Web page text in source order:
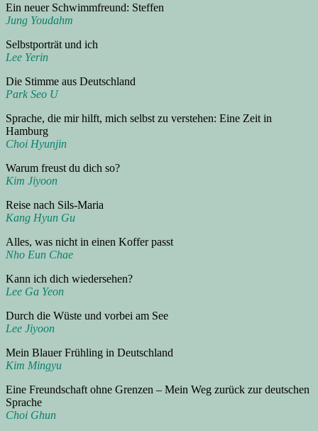
Ein neuer Schwimmfreund: Steffen
Jung Youdahm
Selbstporträt und ich
Lee Yerin
Die Stimme aus Deutschland
Park Seo U
Sprache, die mir hilft, mich selbst zu verstehen: Eine Zeit in
Hamburg
Choi Hyunjin
Warum freust du dich so?
Kim Jiyoon
Reise nach Sils-Maria
Kang Hyun Gu
Alles, was nicht in einen Koffer passt
Nho Eun Chae
Kann ich dich wiedersehen?
Lee Ga Yeon
Durch die Wüste und vorbei am See
Lee Jiyoon
Mein Blauer Frühling in Deutschland
Kim Mingyu
Eine Freundschaft ohne Grenzen – Mein Weg zurück zur deutschen
Sprache
Choi Ghun